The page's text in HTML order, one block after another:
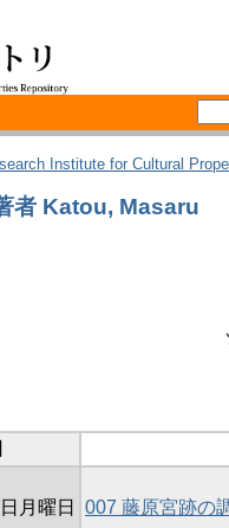
Institute for Cultural
者 Katou, Masaru
月曜日 007 藤原宮跡の